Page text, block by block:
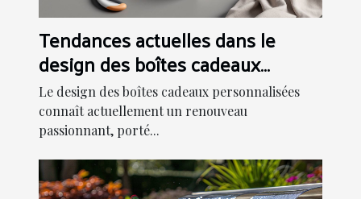
Tendances actuelles dans le
design des boîtes cadeaux
personnalisées
Le design des boîtes cadeaux personnalisées
connaît actuellement un renouveau
passionnant, porté...